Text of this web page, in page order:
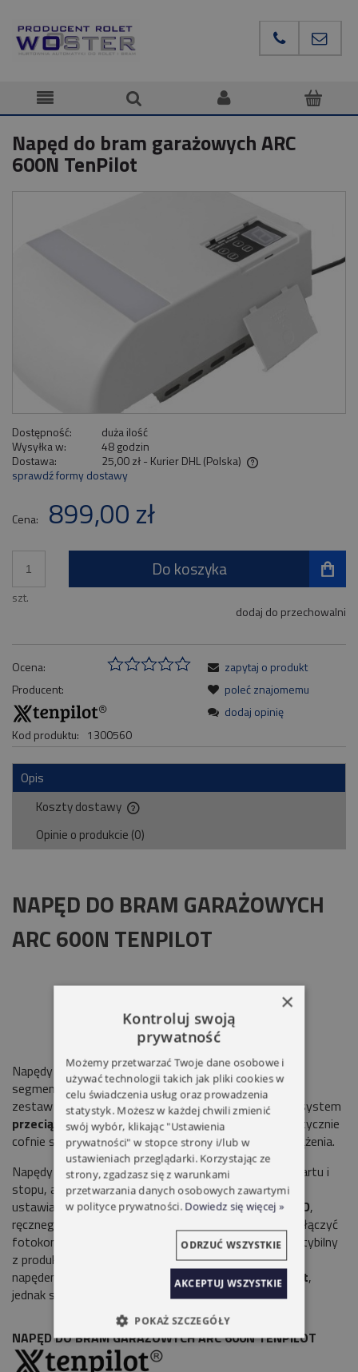
Napęd do bram garażowych ARC
600N TenPilot
Dostępność:
duża ilość
Wysyłka w:
48 godzin
Dostawa:
25,00 zł - Kurier DHL (Polska)
Cena nie zawiera ewentualnych kosztów płatności
sprawdź formy dostawy
Cena: 899,00 zł
szt.
Do koszyka
dodaj do przechowalni
Ocena:
Producent:
Kod produktu: 1300560
zapytaj o produkt
poleć znajomemu
dodaj opinię
Opis
Koszty dostawy
Cena nie zawiera ewentualnych kosztów płatności
Opinie o produkcie (0)
NAPĘD DO BRAM GARAŻOWYCH
ARC 600N TENPILOT
Napędy ARCprzeznaczone są do bram garażowych
segmentowych i uchylnych. Do napędu dołączony jest
zestaw uchwytów montażowych. Wyposażone są w system
przeciążenia. Napęd po wykryciu przeszkody automatycznie
cofnie się. W napędach możemy regulować siłę przeciążenia.
Napędy posiadają między innymi funkcje: miękkiego startu i
stopu, automatycznego zamykania, automatycznego
ustawiania siły otwierania i zamykania, oświetlenie
LED,
ręcznego rozłączania napędu. Do napędów można podłączyć
fotokomórki oraz lampy ostrzegawcze. Napęd kompatybilny
z produktami marki
Możliwe jest sterowanie
napędem za pomocą pilota dwukierunkowegoTenPilot,
jednak sygnał zwrotny nie będzie dostępny.
NAPĘD DO BRAM GARAŻOWYCH ARC 600N TENPILOT
×
Kontroluj swoją
prywatność
Możemy przetwarzać Twoje dane osobowe i
używać technologii takich jak pliki cookies w
celu świadczenia usług oraz prowadzenia
statystyk. Możesz w każdej chwili zmienić
swój wybór, klikając "Ustawienia
prywatności" w stopce strony i/lub w
ustawieniach przeglądarki. Korzystając ze
strony, zgadzasz się z warunkami
przetwarzania danych osobowych zawartymi
w polityce prywatności. Dowiedz się więcej »
AKCEPTUJ WSZYSTKIE
ODRZUĆ WSZYSTKIE
POKAŻ SZCZEGÓŁY